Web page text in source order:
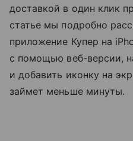
доставкой в один клик
статье мы подробно
приложение Купер на
с помощью веб-версии,
и добавить иконку на
займет меньше минуты.